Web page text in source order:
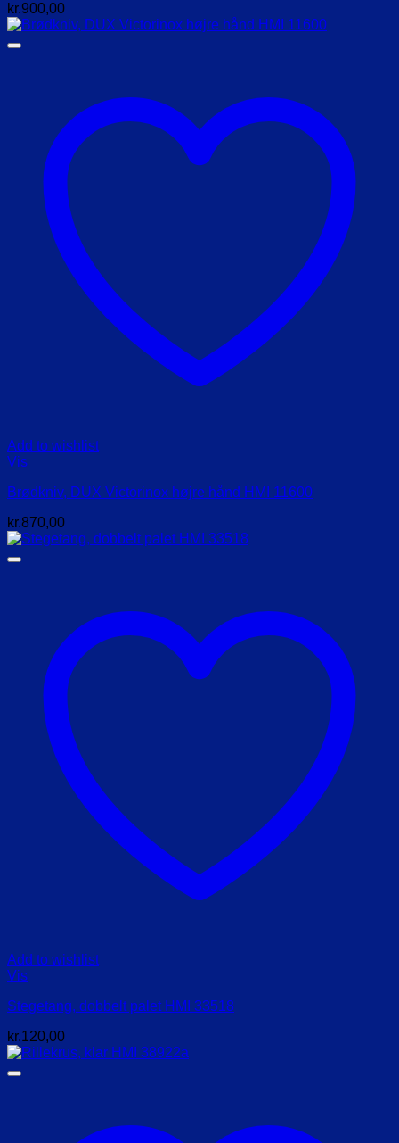
kr.900,00
Add to wishlist
Vis
Brødkniv, DUX Victorinox højre hånd HMI 11600
kr.870,00
Add to wishlist
Vis
Stegetang, dobbelt palet HMI 33518
kr.120,00